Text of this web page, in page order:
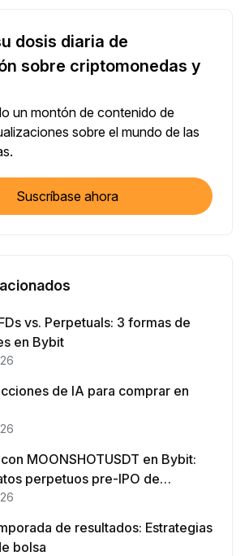
dosis diaria de
sobre criptomonedas y
un montón de contenido de
sobre el mundo de las
Suscríbase ahora
vs. Perpetuals: 3 formas de
en Bybit
de IA para comprar en
MOONSHOTUSDT en Bybit:
perpetuos pre-IPO de
de resultados: Estrategias
bolsa